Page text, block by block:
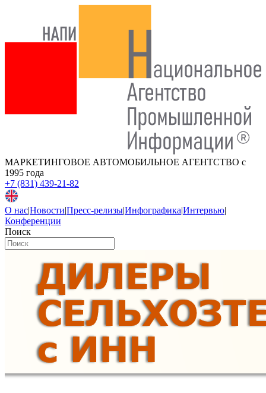
МАРКЕТИНГОВОЕ АВТОМОБИЛЬНОЕ АГЕНТСТВО с
1995 года
+7 (831) 439-21-82
О нас|Новости|Пресс-релизы|Инфографика|Интервью|
Конференции
Поиск